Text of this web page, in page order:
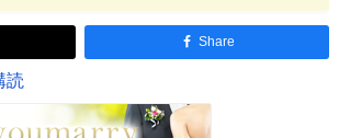
Share
読